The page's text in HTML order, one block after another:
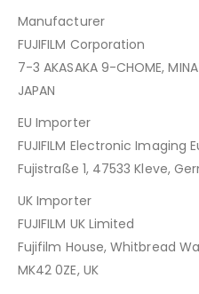
Manufacturer
FUJIFILM Corporation
7-3 AKASAKA 9-CHOME,
JAPAN
EU Importer
FUJIFILM Electronic Imaging
Fujistraße 1, 47533 Kleve,
UK Importer
FUJIFILM UK Limited
Fujifilm House, Whitbread
MK42 0ZE, UK